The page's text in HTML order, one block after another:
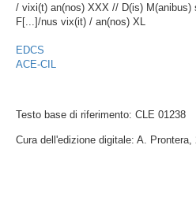
/ vixi(t) an(nos) XXX // D(is) M(anibus)
F[...]/nus vix(it) / an(nos) XL
EDCS
ACE-CIL
Testo base di riferimento: CLE 01238
Cura dell'edizione digitale: A. Prontera,